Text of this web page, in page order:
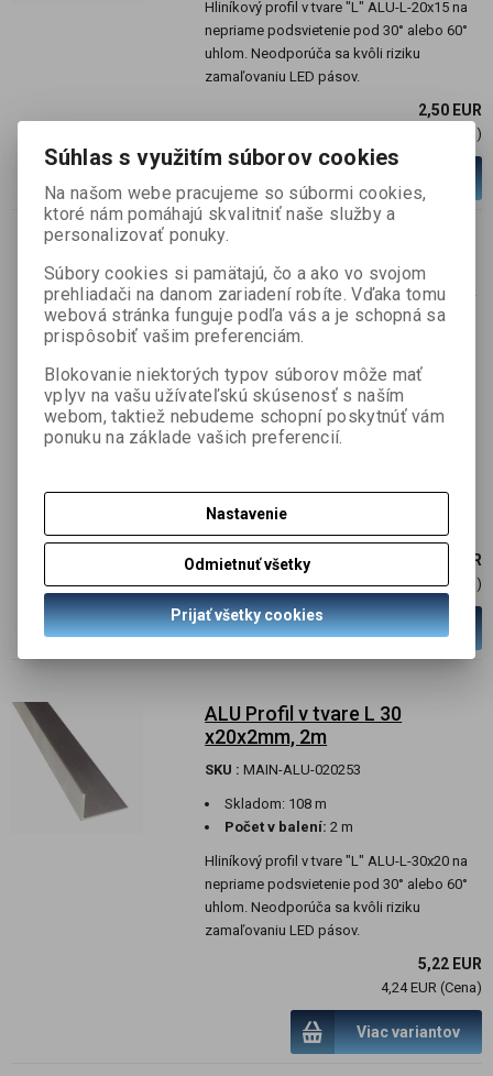
Hliníkový profil v tvare "L" ALU-L-20x15 na
nepriame podsvietenie pod 30° alebo 60°
uhlom. Neodporúča sa kvôli riziku
zamaľovaniu LED pásov.
2,50 EUR
2,03 EUR (Cena)
Alu profil plochý,bez
difúzora,30x2mm(neodporúča
sa kvôli riziku zamaľovaniu
LED pásov),2m
SKU : MAIN-ALU-020245
Skladom:36 m
Počet v balení:2 m
kvôli riziku ich zamaľovaniu alebo iného
4,44 EUR
3,60 EUR (Cena)
Viac variantov
ALU Profil v tvare L 30
x20x2mm, 2m
SKU : MAIN-ALU-020253
Skladom: 108 m
Počet v balení:2 m
Hliníkový profil v tvare "L" ALU-L-30x20 na
nepriame podsvietenie pod 30° alebo 60°
uhlom. Neodporúča sa kvôli riziku
zamaľovaniu LED pásov.
5,22 EUR
4,24 EUR (Cena)
Viac variantov
Súhlas s využitím súborov cookies
Na našom webe pracujeme so súbormi cookies,
ktoré nám pomáhajú skvalitniť naše služby a
personalizovať ponuky.
Súbory cookies si pamätajú, čo a ako vo svojom
prehliadači na danom zariadení robíte. Vďaka tomu
webová stránka funguje podľa vás a je schopná sa
prispôsobiť vašim preferenciám.
Blokovanie niektorých typov súborov môže mať
vplyv na vašu užívateľskú skúsenosť s naším
webom, taktiež nebudeme schopní poskytnúť vám
ponuku na základe vašich preferencií.
Nastavenie
Odmietnuť všetky
Prijať všetky cookies